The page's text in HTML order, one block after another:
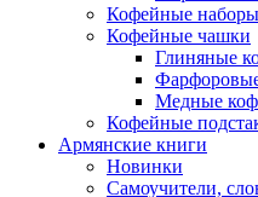
Кофейные наборы
Кофейные чашки
Глиняные
Медные
Кофейные
Армянские книги
Новинки
Самоучители,